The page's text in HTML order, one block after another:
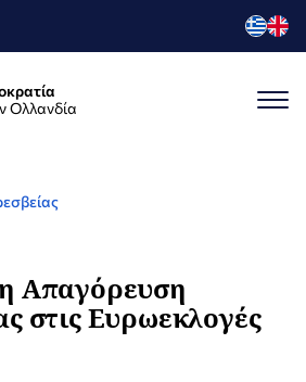
Ολλανδία
Απαγόρευση
στις Ευρωεκλογές